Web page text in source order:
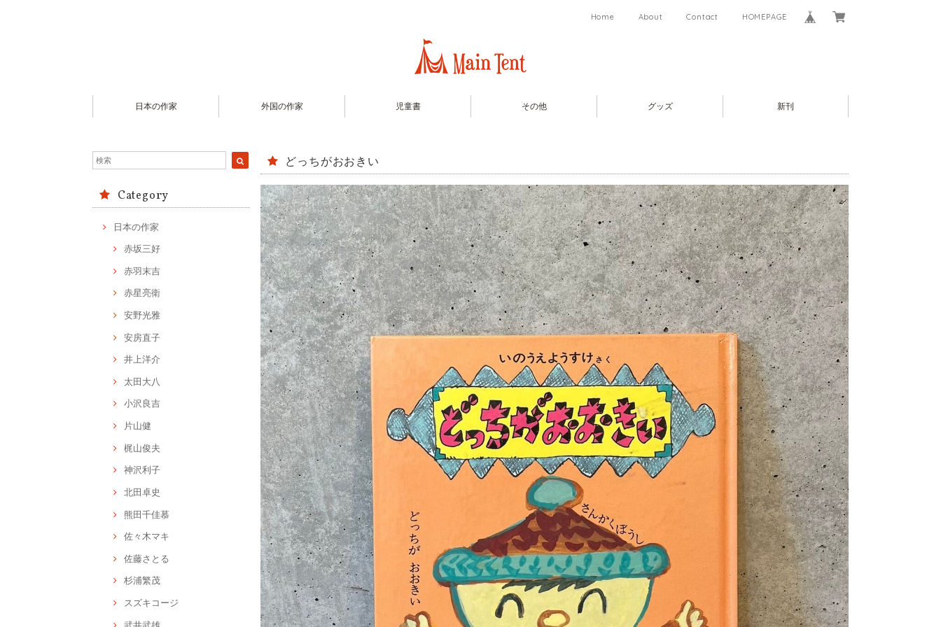
Home About Contact HOMEPAGE
日本の作家 外国の作家 児童書 その他 グッズ 新刊
Category
日本の作家
赤坂三好
赤羽末吉
赤星亮衛
安野光雅
安房直子
井上洋介
太田大八
小沢良吉
片山健
梶山俊夫
神沢利子
北田卓史
熊田千佳慕
佐々木マキ
佐藤さとる
杉浦繁茂
スズキコージ
武井武雄
どっちがおおきい